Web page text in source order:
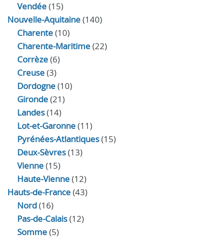
Vendée(15)
Nouvelle-Aquitaine(140)
Charente(10)
Charente-Maritime(22)
Corrèze(6)
Creuse(3)
Dordogne(10)
Gironde(21)
Landes(14)
Lot-et-Garonne(11)
Pyrénées-Atlantiques(15)
Deux-Sèvres(13)
Vienne(15)
Haute-Vienne(12)
Hauts-de-France(43)
Nord(16)
Pas-de-Calais(12)
Somme(5)